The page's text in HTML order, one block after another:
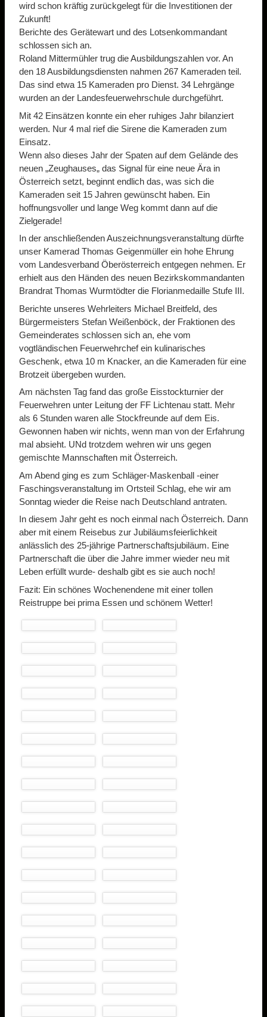
wird schon kräftig zurückgelegt für die Investitionen der
Zukunft!
Berichte des Gerätewart und des Lotsenkommandant
schlossen sich an.
Roland Mittermühler trug die Ausbildungszahlen vor. An
den 18 Ausbildungsdiensten nahmen 267 Kameraden teil.
Das sind etwa 15 Kameraden pro Dienst. 34 Lehrgänge
wurden an der Landesfeuerwehrschule durchgeführt.
Mit 42 Einsätzen konnte ein eher ruhiges Jahr bilanziert
werden. Nur 4 mal rief die Sirene die Kameraden zum
Einsatz.
Wenn also dieses Jahr der Spaten auf dem Gelände des
neuen „Zeughauses„ das Signal für eine neue Ära in
Österreich setzt, beginnt endlich das, was sich die
Kameraden seit 15 Jahren gewünscht haben. Ein
hoffnungsvoller und lange Weg kommt dann auf die
Zielgerade!
In der anschließenden Auszeichnungsveranstaltung dürfte
unser Kamerad Thomas Geigenmüller ein hohe Ehrung
vom Landesverband Öberösterreich entgegen nehmen. Er
erhielt aus den Händen des neuen Bezirkskommandanten
Brandrat Thomas Wurmtödter die Florianmedaille Stufe III.
Berichte unseres Wehrleiters Michael Breitfeld, des
Bürgermeisters Stefan Weißenböck, der Fraktionen des
Gemeinderates schlossen sich an, ehe vom
vogtländischen Feuerwehrchef ein kulinarisches
Geschenk, etwa 10 m Knacker, an die Kameraden für eine
Brotzeit übergeben wurden.
Am nächsten Tag fand das große Eisstockturnier der
Feuerwehren unter Leitung der FF Lichtenau statt. Mehr
als 6 Stunden waren alle Stockfreunde auf dem Eis.
Gewonnen haben wir nichts, wenn man von der Erfahrung
mal absieht. UNd trotzdem wehren wir uns gegen
gemischte Mannschaften mit Österreich.
Am Abend ging es zum Schläger-Maskenball -einer
Faschingsveranstaltung im Ortsteil Schlag, ehe wir am
Sonntag wieder die Reise nach Deutschland antraten.
In diesem Jahr geht es noch einmal nach Österreich. Dann
aber mit einem Reisebus zur Jubiläumsfeierlichkeit
anlässlich des 25-jährige Partnerschaftsjubiläum. Eine
Partnerschaft die über die Jahre immer wieder neu mit
Leben erfüllt wurde- deshalb gibt es sie auch noch!
Fazit: Ein schönes Wochenendene mit einer tollen
Reistruppe bei prima Essen und schönem Wetter!